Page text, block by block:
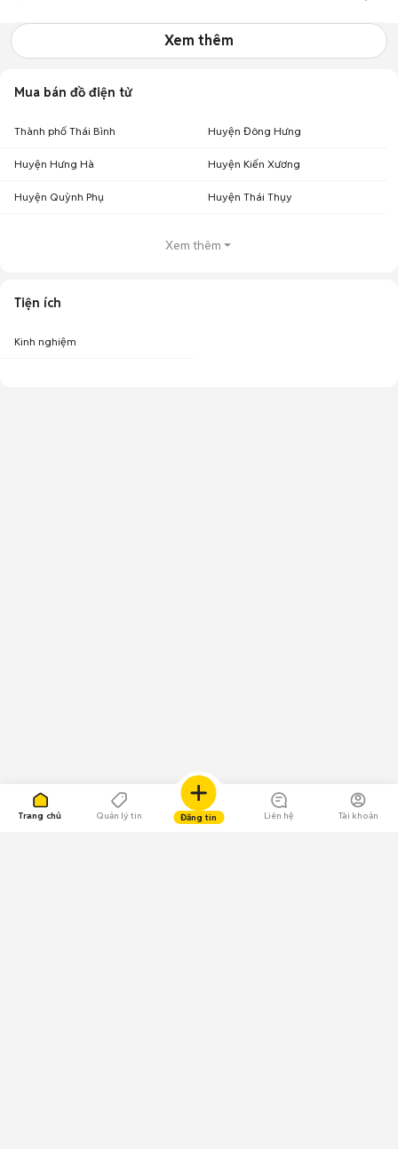
Trang chủ Quản lý tin Đăng tin Liên hệ Tài khoản
Xem thêm
Mua bán đồ điện tử
Thành phố Thái Bình Huyện Đông Hưng
Huyện Hưng Hà Huyện Kiến Xương
Huyện Quỳnh Phụ Huyện Thái Thụy
Xem thêm
Tiện ích
Kinh nghiệm